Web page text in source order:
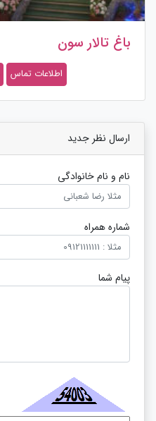
باغ تالار سون
اطلاعات تماس
ارسال نظر جدید
نام و نام خانوادگی
شماره همراه
پیام شما